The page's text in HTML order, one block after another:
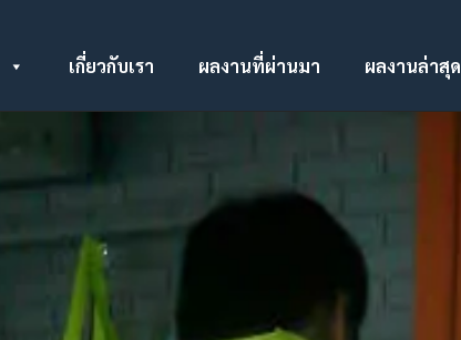
เกี่ยวกับเรา ผลงานที่ผ่านมา ผลงานล่าสุด